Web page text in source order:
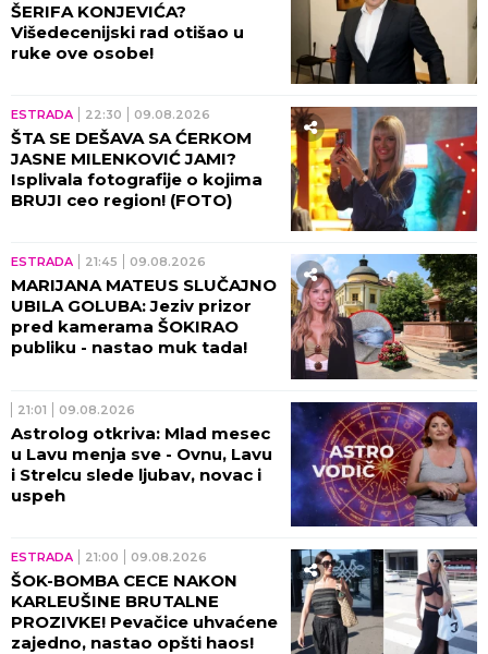
ŠERIFA KONJEVIĆA?
Višedecenijski rad otišao u
ruke ove osobe!
ESTRADA 22:30 09.08.2026
ŠTA SE DEŠAVA SA ĆERKOM
JASNE MILENKOVIĆ JAMI?
Isplivala fotografije o kojima
BRUJI ceo region! (FOTO)
ESTRADA 21:45 09.08.2026
MARIJANA MATEUS SLUČAJNO
UBILA GOLUBA: Jeziv prizor
pred kamerama ŠOKIRAO
publiku - nastao muk tada!
21:01 09.08.2026
Astrolog otkriva: Mlad mesec
u Lavu menja sve - Ovnu, Lavu
i Strelcu slede ljubav, novac i
uspeh
ESTRADA 21:00 09.08.2026
ŠOK-BOMBA CECE NAKON
KARLEUŠINE BRUTALNE
PROZIVKE! Pevačice uhvaćene
zajedno, nastao opšti haos!